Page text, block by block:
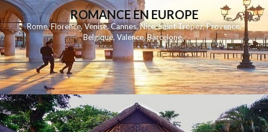
ROMANCE EN EUROPE
Rome,Florence,Venise,Cannes,Nice,Saint Tropez,Provence,
Belgique,Valence,Barcelone,